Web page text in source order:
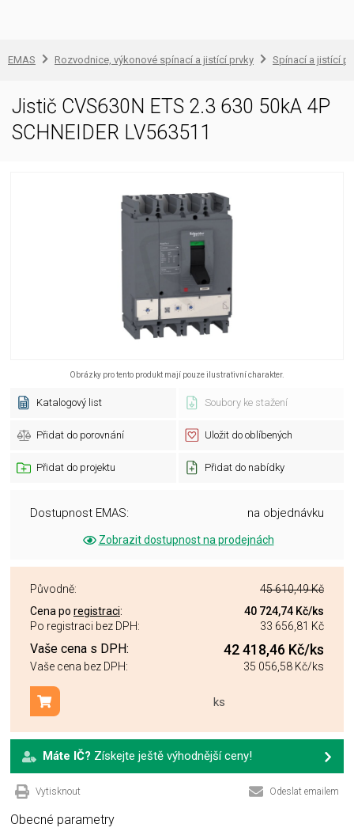
EMAS Rozvodnice, výkonové spínací a jistící prvky Spínací a jistící
Jistič CVS630N ETS 2.3 630 50kA 4P
SCHNEIDER LV563511
Obrázky pro tento produkt mají pouze ilustrativní charakter.
Katalogový list Soubory ke stažení
Přidat do porovnání Uložit do oblíbených
Přidat do projektu Přidat do nabídky
Dostupnost EMAS: na objednávku
Zobrazit dostupnost na prodejnách
Původně:
45 610,49 Kč
Cena po registraci: 40 724,74 Kč/ks
Po registraci bez DPH:
33 656,81 Kč
Vaše cena s DPH: 42 418,46 Kč/ks
Vaše cena bez DPH: 35 056,58 Kč/ks
ks
Přidat do košíku
Máte IČ? Získejte ještě výhodnější ceny!
Vytisknout Odeslat emailem
Obecné parametry